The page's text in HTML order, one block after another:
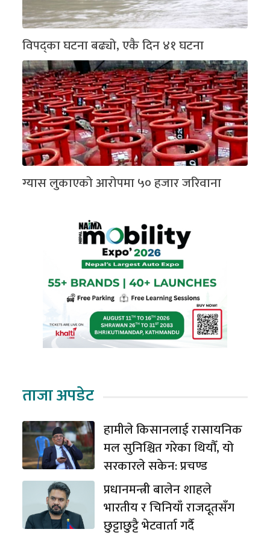
विपद्का घटना बढ्यो, एकै दिन ४१ घटना
ग्यास लुकाएको आरोपमा ५० हजार जरिवाना
ताजा अपडेट
हामीले किसानलाई रासायनिक
मल सुनिश्चित गरेका थियौँ, यो
सरकारले सकेन: प्रचण्ड
प्रधानमन्त्री बालेन शाहले
भारतीय र चिनियाँ राजदूतसँग
छुट्टाछुट्टै भेटवार्ता गर्दै